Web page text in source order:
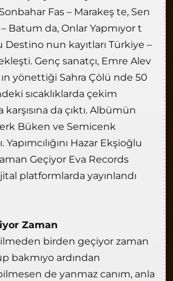
Fas – Marakeş te, Sen
Batum da, Onlar Yapmıyor t
Destino nun kayıtları Türkiye –
Genç sanatçı, Emre Alev
yönettiği Sahra Çölü nde 50
sıcaklıklarda çekim
da çıktı. Albümün
Büken ve Semicenk
Yapımcılığını Hazar Ekşioğlu
Geçiyor Eva Records
platformlarda yayınlandı
Zaman
birden geçiyor zaman
bakmıyo ardından
de yanmaz canım, anla